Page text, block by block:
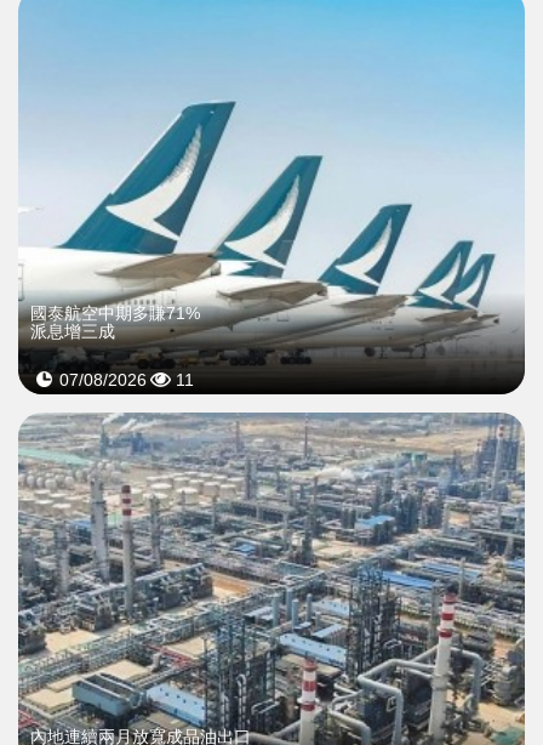
國泰航空中期多賺71%
派息增三成
07/08/2026 11
內地連續兩月放寬成品油出口